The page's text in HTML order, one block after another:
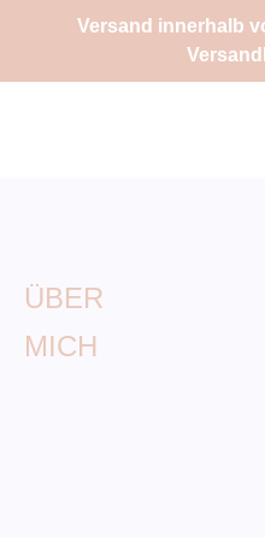
Versand innerhalb
ÜBER
MICH